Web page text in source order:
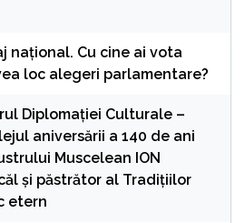
național. Cu cine ai vota
loc alegeri parlamentare?
Diplomației Culturale –
aniversării a 140 de ani
Muscelean ION
și păstrător al Tradițiilor
etern